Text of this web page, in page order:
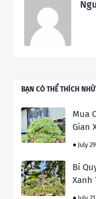
BẠN CÓ THỂ THÍCH
Mua
Gian
July
Bí
Xanh